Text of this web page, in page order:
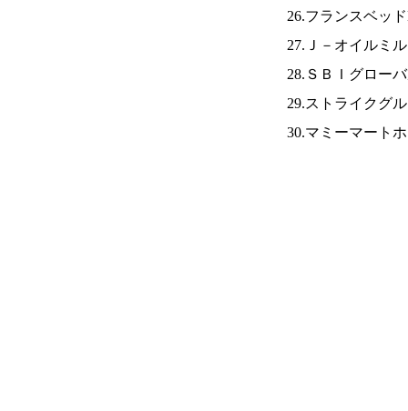
26.フランスベッ
27.Ｊ－オイルミ
28.ＳＢＩグロー
29.ストライクグ
30.マミーマート